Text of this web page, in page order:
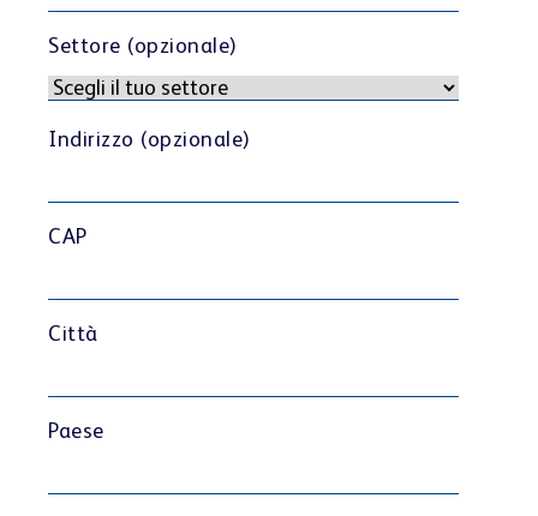
Settore (opzionale)
Indirizzo (opzionale)
CAP
Città
Paese